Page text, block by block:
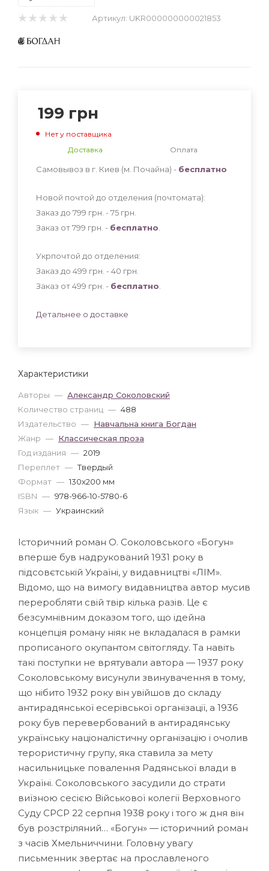
Артикул: UKR000000000021853
Характеристики
Авторы — Александр Соколовский
Количество страниц — 488
Издательство — Навчальна книга Богдан
Жанр — Классическая проза
Год издания — 2019
Переплет — Твердый
Формат — 130x200 мм
ISBN — 978-966-10-5780-6
Язык — Украинский
199 грн
Нет у поставщика
Доставка
Оплата
Самовывоз в г. Киев (м. Почайна) - бесплатно
Новой почтой до отделения (почтомата):
Заказ до 799 грн. - 75 грн
Заказ от 799 грн. - бесплатно
Укрпочтой до отделения:
Заказ до 499 грн. - 40 грн
Заказ от 499 грн. - бесплатно
Детальнее о доставке
Історичний роман О. Соколовського «Богун»
вперше був надрукований 1931 року в
підсовєтській Україні, у видавництві «ЛІМ».
Відомо, що на вимогу видавництва автор мусив
переробляти свій твір кілька разів. Це є
безсумнівним доказом того, що ідейна
концепція роману ніяк не вкладалася в рамки
прописаного окупантом світогляду. Та навіть
такі поступки не врятували автора — 1937 року
Соколовському висунули звинувачення в тому,
що нібито 1932 року він увійшов до складу
антирадянської есерівської організації, а 1936
року був перевербований в антирадянську
українську націоналістичну організацію і очолив
терористичну групу, яка ставила за мету
насильницьке повалення Радянської влади в
Україні. Соколовського засудили до страти
виїзною сесією Військової колегії Верховного
Суду СРСР 22 серпня 1938 року і того ж дня він
був розстріляний… «Богун» — історичний роман
з часів Хмельниччини. Головну увагу
письменник звертає на прославленого